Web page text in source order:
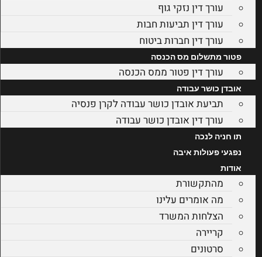
עורך דין נזקי גוף
עורך דין תביעות חבות
עורך דין חברות ביטוח
פטור מתשלום מס הכנסה
עורך דין פטור ממס הכנסה
אובדן כושר עבודה
תביעת אובדן כושר עבודה לקרן פנסיה
עורך דין אובדן כושר עבודה
תו חניה לנכה
נפגעי פעולות איבה
אודות
מהתקשורת
מה אומרים עלינו
הצלחות המשרד
קריירה
סרטונים